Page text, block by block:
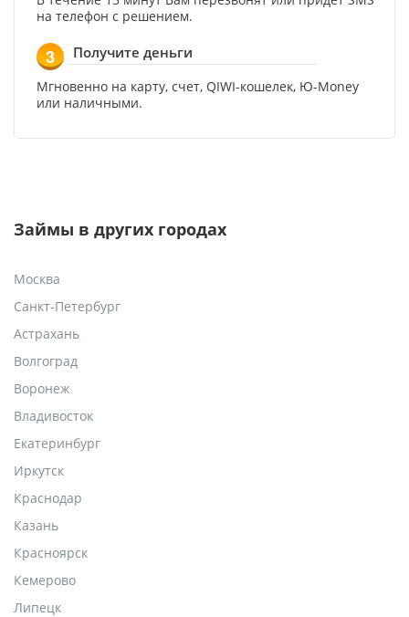
на телефон с решением.
3 Получите деньги
Мгновенно на карту, счет, QIWI-кошелек, Ю-Money
или наличными.
Займы в других городах
Москва
Санкт-Петербург
Астрахань
Волгоград
Воронеж
Владивосток
Екатеринбург
Иркутск
Краснодар
Казань
Красноярск
Кемерово
Липецк